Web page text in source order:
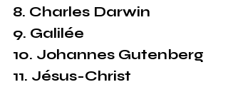
8. Charles Darwin
9. Galilée
10. Johannes Gutenberg
11. Jésus-Christ